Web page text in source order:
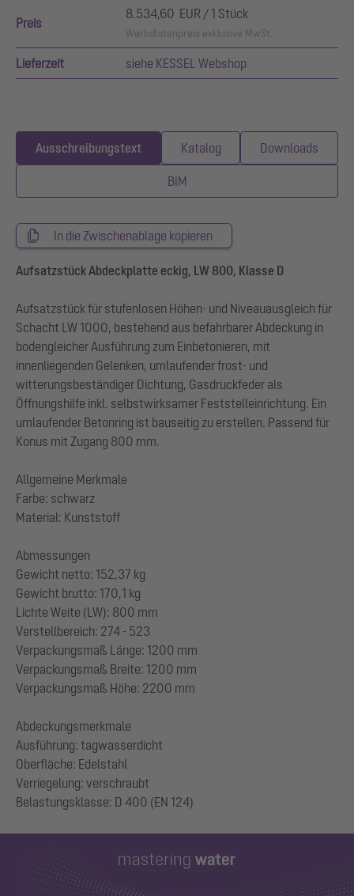
Preis
8.534,60 EUR / 1 Stück
Werkslistenpreis exklusive MwSt.
Lieferzeit siehe KESSEL Webshop
Ausschreibungstext Katalog Downloads
BIM
In die Zwischenablage kopieren
Aufsatzstück Abdeckplatte eckig, LW 800, Klasse D
Aufsatzstück für stufenlosen Höhen- und Niveauausgleich für
Schacht LW 1000, bestehend aus befahrbarer Abdeckung in
bodengleicher Ausführung zum Einbetonieren, mit
innenliegenden Gelenken, umlaufender frost- und
witterungsbeständiger Dichtung, Gasdruckfeder als
Öffnungshilfe inkl. selbstwirksamer Feststelleinrichtung. Ein
umlaufender Betonring ist bauseitig zu erstellen. Passend für
Konus mit Zugang 800 mm.
Allgemeine Merkmale
Farbe: schwarz
Material: Kunststoff
Abmessungen
Gewicht netto: 152,37 kg
Gewicht brutto: 170,1 kg
Lichte Weite (LW): 800 mm
Verstellbereich: 274 - 523
Verpackungsmaß Länge: 1200 mm
Verpackungsmaß Breite: 1200 mm
Verpackungsmaß Höhe: 2200 mm
Abdeckungsmerkmale
Ausführung: tagwasserdicht
Oberfläche: Edelstahl
Verriegelung: verschraubt